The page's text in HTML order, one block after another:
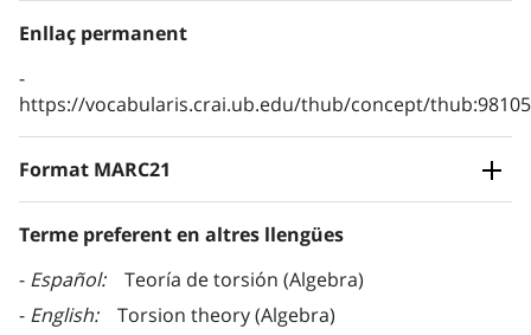
Enllaç permanent
https://vocabularis.crai.ub.edu/thub/concept/
Format MARC21
Terme preferent en altres llengües
Español
Teoría de torsión (Algebra)
English
Torsion theory (Algebra)